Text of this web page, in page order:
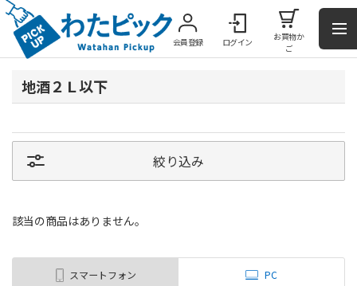
会員登録 ログイン
お買物か
ご
地酒２Ｌ以下
絞り込み
該当の商品はありません。
スマートフォン PC